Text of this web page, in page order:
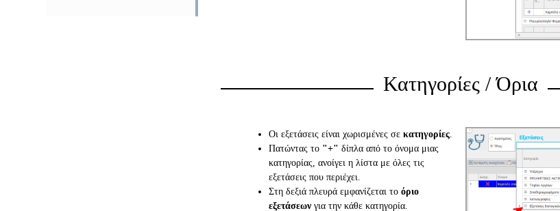
Κατηγορίες / Όρια
Οι εξετάσεις είναι χωρισμένες σεκατηγορίες.
Πατώντας το "+" δίπλα από το όνομα μιας
κατηγορίας, ανοίγει η λίστα με όλες τις
εξετάσεις που περιέχει.
Στη δεξιά πλευρά εμφανίζεται τοόριο
εξετάσεων για την κάθε κατηγορία.